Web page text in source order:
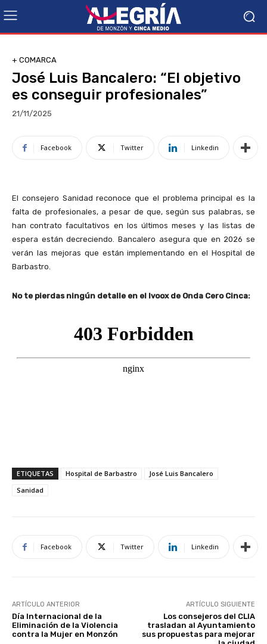
+ COMARCA
José Luis Bancalero: “El objetivo
es conseguir profesionales”
21/11/2025
Facebook Twitter Linkedin
El consejero Sanidad reconoce que el problema principal es la
falta de profesionales, a pesar de que, según sus palabras, se
han contrato facultativos en los últimos meses y las listas de
espera están decreciendo. Bancalero asegura que en 2026 se
verán las mejoras que están implementando en el Hospital de
Barbastro.
No te pierdas ningún detalle en el Ivoox de Onda Cero Cinca:
ETIQUETAS Hospital de Barbastro
José Luis Bancalero
Sanidad
Facebook Twitter Linkedin
ARTÍCULO ANTERIOR
Día Internacional de la
Eliminación de la Violencia
contra la Mujer en Monzón
ARTÍCULO SIGUIENTE
Los consejeros del CLIA
trasladan al Ayuntamiento
sus propuestas para mejorar